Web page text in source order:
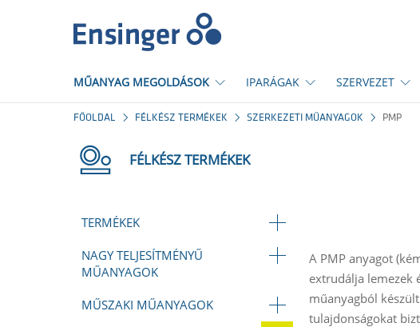
MŰANYAG MEGOLDÁSOK IPARÁGAK SZERVEZET
FŐOLDAL FÉLKÉSZ TERMÉKEK SZERKEZETI MŰANYAGOK PMP
FÉLKÉSZ TERMÉKEK
TERMÉKEK
NAGY TELJESÍTMÉNYŰ
MŰANYAGOK
MŰSZAKI MŰANYAGOK
A PMP anyagot
extrudálja lemezek
műanyagból
tulajdonságokat